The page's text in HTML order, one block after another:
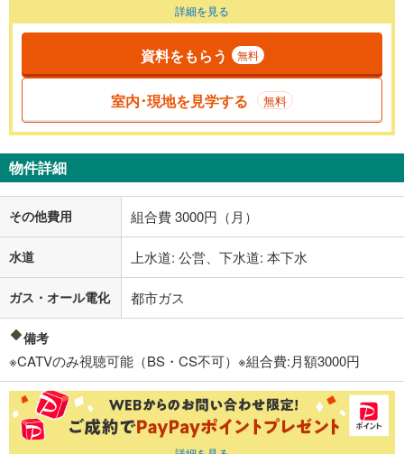
詳細を見る
資料をもらう 無料
室内･現地を見学する 無料
物件詳細
その他費用 組合費 3000円（月）
水道 上水道: 公営、下水道: 本下水
ガス・オール電化 都市ガス
備考
※CATVのみ視聴可能（BS・CS不可）※組合費:月額3000円